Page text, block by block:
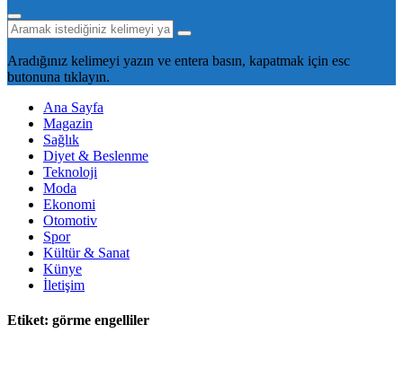
Aradığınız kelimeyi yazın ve entera basın, kapatmak için esc
butonuna tıklayın.
Ana Sayfa
Magazin
Sağlık
Diyet & Beslenme
Teknoloji
Moda
Ekonomi
Otomotiv
Spor
Kültür & Sanat
Künye
İletişim
Etiket: görme engelliler